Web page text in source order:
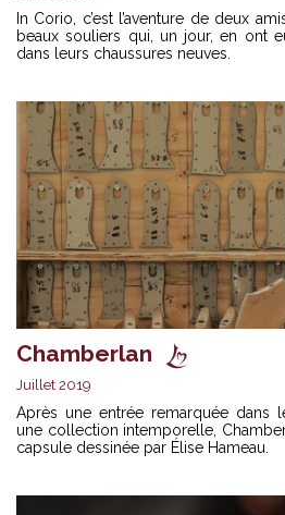
In Corio, c’est l’aventure de deux
beaux souliers qui, un jour, en ont
dans leurs chaussures neuves.
Chamberlan
Juillet 2019
Après une entrée remarquée dans
une collection intemporelle,
capsule dessinée par Élise Hameau.